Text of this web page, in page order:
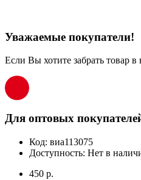
Уважаемые покупатели!
Если Вы хотите забрать товар
Для оптовых
Код: виа113075
Доступность: Нет в
450 р.